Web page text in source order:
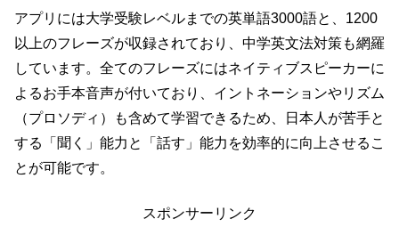
アプリには大学受験レベルまでの英単語3000語と、1200
以上のフレーズが収録されており、中学英文法対策も網羅
しています。全てのフレーズにはネイティブスピーカーに
よるお手本音声が付いており、イントネーションやリズム
（プロソディ）も含めて学習できるため、日本人が苦手と
する「聞く」能力と「話す」能力を効率的に向上させるこ
とが可能です。
スポンサーリンク